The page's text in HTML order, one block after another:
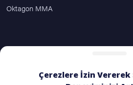
Oktagon MMA